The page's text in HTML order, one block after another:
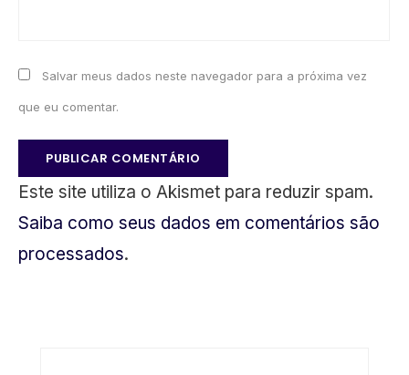
Salvar meus dados neste navegador para a próxima vez
que eu comentar.
Este site utiliza o Akismet para reduzir spam.
Saiba como seus dados em comentários são
processados.